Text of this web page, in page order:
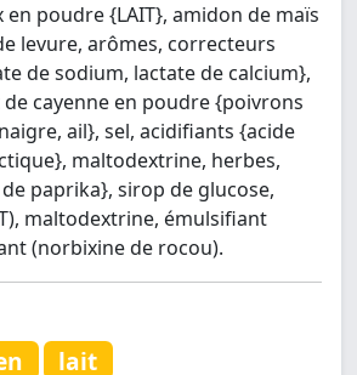
poudre {LAIT}, amidon de maïs
levure, arômes, correcteurs
de sodium, lactate de calcium},
cayenne en poudre {poivrons
ail}, sel, acidifiants {acide
maltodextrine, herbes,
paprika}, sirop de glucose,
maltodextrine, émulsifiant
(norbixine de rocou).
lait